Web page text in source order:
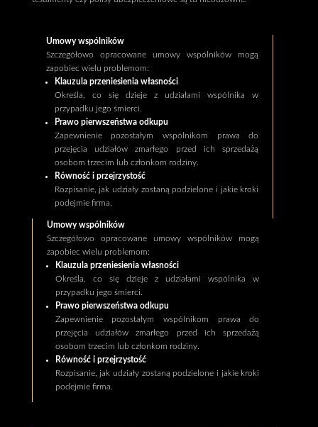
Umowy wspólników
Szczegółowo opracowane umowy wspólników mogą
zapobiec wielu problemom:
Klauzula przeniesienia własności
Określa, co się dzieje z udziałami wspólnika w
przypadku jego śmierci.
Prawo pierwszeństwa odkupu
Zapewnienie pozostałym wspólnikom prawa do
przejęcia udziałów zmarłego przed ich sprzedażą
osobom trzecim lub członkom rodziny.
Równość i przejrzystość
Rozpisanie, jak udziały zostaną podzielone i jakie kroki
podejmie firma.
Umowy wspólników
Szczegółowo opracowane umowy wspólników mogą
zapobiec wielu problemom:
Klauzula przeniesienia własności
Określa, co się dzieje z udziałami wspólnika w
przypadku jego śmierci.
Prawo pierwszeństwa odkupu
Zapewnienie pozostałym wspólnikom prawa do
przejęcia udziałów zmarłego przed ich sprzedażą
osobom trzecim lub członkom rodziny.
Równość i przejrzystość
Rozpisanie, jak udziały zostaną podzielone i jakie kroki
podejmie firma.